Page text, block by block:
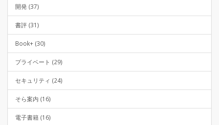
開発 (37)
書評 (31)
Book+ (30)
プライベート (29)
セキュリティ (24)
そら案内 (16)
電子書籍 (16)